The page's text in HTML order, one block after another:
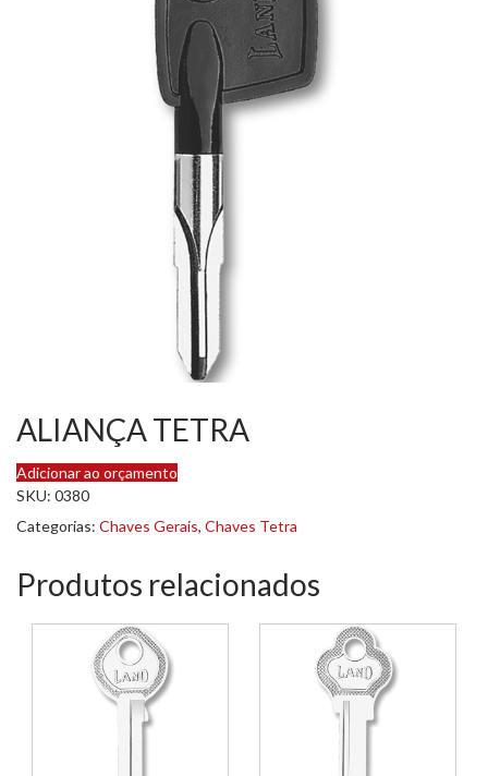
ALIANÇA TETRA
Adicionar ao orçamento
SKU: 0380
Categorias: Chaves Gerais, Chaves Tetra
Produtos relacionados